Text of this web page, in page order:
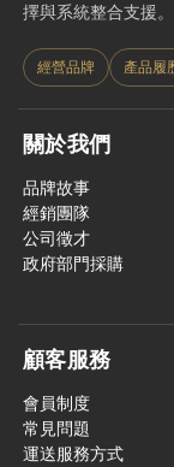
擇與系統整合支援。
經營品牌 產品履
關於我們
品牌故事
經銷團隊
公司徵才
政府部門採購
顧客服務
會員制度
常見問題
運送服務方式